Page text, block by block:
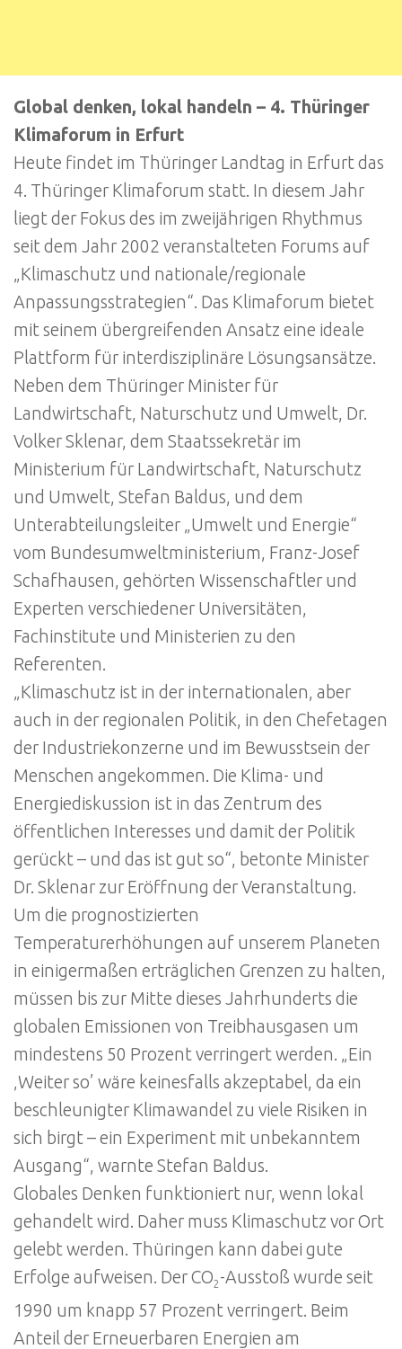
Global denken, lokal handeln – 4. Thüringer
Klimaforum in Erfurt
Heute findet im Thüringer Landtag in Erfurt das
4. Thüringer Klimaforum statt. In diesem Jahr
liegt der Fokus des im zweijährigen Rhythmus
seit dem Jahr 2002 veranstalteten Forums auf
„Klimaschutz und nationale/regionale
Anpassungsstrategien“. Das Klimaforum bietet
mit seinem übergreifenden Ansatz eine ideale
Plattform für interdisziplinäre Lösungsansätze.
Neben dem Thüringer Minister für
Landwirtschaft, Naturschutz und Umwelt, Dr.
Volker Sklenar, dem Staatssekretär im
Ministerium für Landwirtschaft, Naturschutz
und Umwelt, Stefan Baldus, und dem
Unterabteilungsleiter „Umwelt und Energie“
vom Bundesumweltministerium, Franz-Josef
Schafhausen, gehörten Wissenschaftler und
Experten verschiedener Universitäten,
Fachinstitute und Ministerien zu den
Referenten.
„Klimaschutz ist in der internationalen, aber
auch in der regionalen Politik, in den Chefetagen
der Industriekonzerne und im Bewusstsein der
Menschen angekommen. Die Klima- und
Energiediskussion ist in das Zentrum des
öffentlichen Interesses und damit der Politik
gerückt – und das ist gut so“, betonte Minister
Dr. Sklenar zur Eröffnung der Veranstaltung.
Um die prognostizierten
Temperaturerhöhungen auf unserem Planeten
in einigermaßen erträglichen Grenzen zu halten,
müssen bis zur Mitte dieses Jahrhunderts die
globalen Emissionen von Treibhausgasen um
mindestens 50 Prozent verringert werden. „Ein
‚Weiter so’ wäre keinesfalls akzeptabel, da ein
beschleunigter Klimawandel zu viele Risiken in
sich birgt – ein Experiment mit unbekanntem
Ausgang“, warnte Stefan Baldus.
Globales Denken funktioniert nur, wenn lokal
gehandelt wird. Daher muss Klimaschutz vor Ort
gelebt werden. Thüringen kann dabei gute
Erfolge aufweisen. Der CO2 -Ausstoß wurde seit
1990 um knapp 57 Prozent verringert. Beim
Anteil der Erneuerbaren Energien am